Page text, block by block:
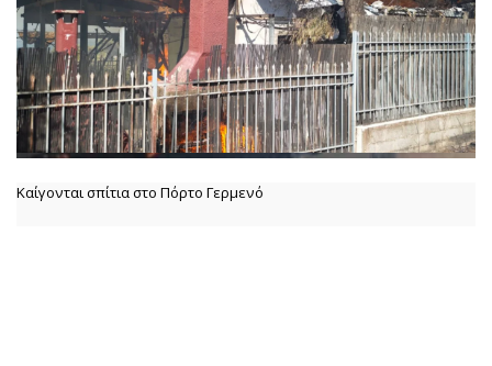
Καίγονται σπίτια στο Πόρτο Γερμενό